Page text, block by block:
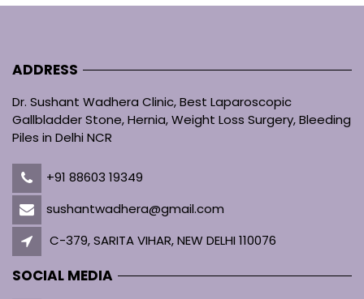
ADDRESS
Dr. Sushant Wadhera Clinic, Best Laparoscopic
Gallbladder Stone, Hernia, Weight Loss Surgery, Bleeding
Piles in Delhi NCR
+91 88603 19349
sushantwadhera@gmail.com
C-379, SARITA VIHAR, NEW DELHI 110076
SOCIAL MEDIA